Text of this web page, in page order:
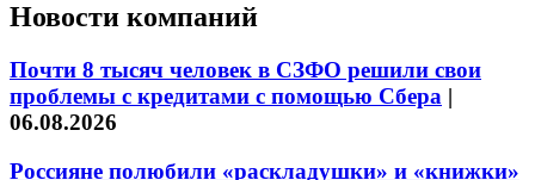
Новости компаний
Почти 8 тысяч человек в СЗФО решили свои
проблемы с кредитами с помощью Сбера |
06.08.2026
Россияне полюбили «раскладушки» и «книжки»